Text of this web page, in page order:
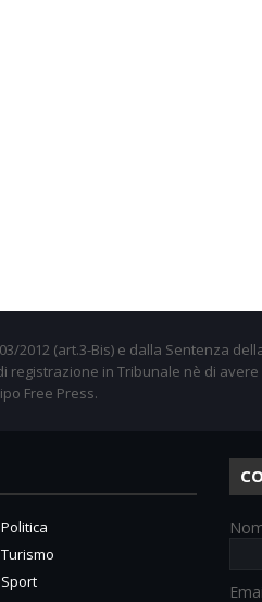
2012 (art.3-Bis) e dalla Sentenza
registrazione in Tribunale nè di avere
Free Press.
Politica
Turismo
Sport